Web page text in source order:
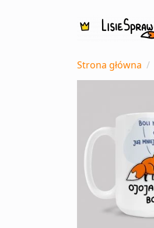
Strona główna